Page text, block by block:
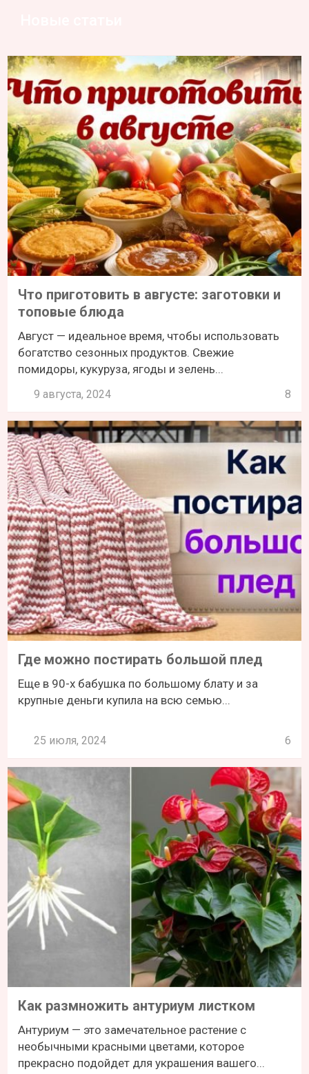
Что приготовить в августе: заготовки и
топовые блюда
Август — идеальное время, чтобы использовать
богатство сезонных продуктов. Свежие
помидоры, кукуруза, ягоды и зелень...
9 августа, 2024 8
Где можно постирать большой плед
Еще в 90-х бабушка по большому блату и за
крупные деньги купила на всю семью...
25 июля, 2024 6
Как размножить антуриум листком
Антуриум — это замечательное растение с
необычными красными цветами, которое
прекрасно подойдет для украшения вашего...